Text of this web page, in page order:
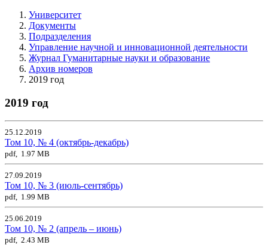
Университет
Документы
Подразделения
Управление научной и инновационной деятельности
Журнал Гуманитарные науки и образование
Архив номеров
2019 год
2019 год
25.12.2019
Том 10, № 4 (октябрь-декабрь)
pdf, 1.97 MB
27.09.2019
Том 10, № 3 (июль-сентябрь)
pdf, 1.99 MB
25.06.2019
Том 10, № 2 (апрель – июнь)
pdf, 2.43 MB